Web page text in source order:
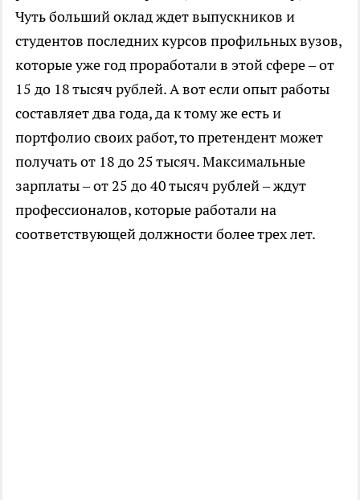
Чуть больший оклад ждет выпускников и
студентов последних курсов профильных вузов,
которые уже год проработали в этой сфере – от
15 до 18 тысяч рублей. А вот если опыт работы
составляет два года, да к тому же есть и
портфолио своих работ, то претендент может
получать от 18 до 25 тысяч. Максимальные
зарплаты – от 25 до 40 тысяч рублей – ждут
профессионалов, которые работали на
соответствующей должности более трех лет.